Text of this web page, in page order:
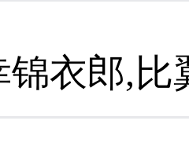
锦衣郎,比